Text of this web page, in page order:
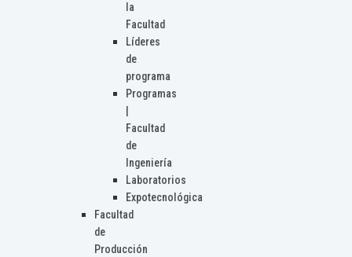
la
Facultad
Líderes
de
programa
Programas
Facultad
de
Ingeniería
Laboratorios
Expotecnológica
Facultad
de
Producción